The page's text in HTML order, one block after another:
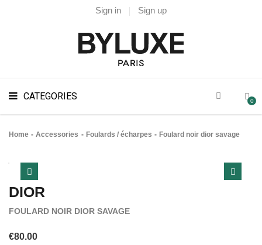
Sign in Sign up
CATEGORIES 0
Home Accessories Foulards / écharpes Foulard noir dior savage
DIOR
FOULARD NOIR DIOR SAVAGE
€80.00